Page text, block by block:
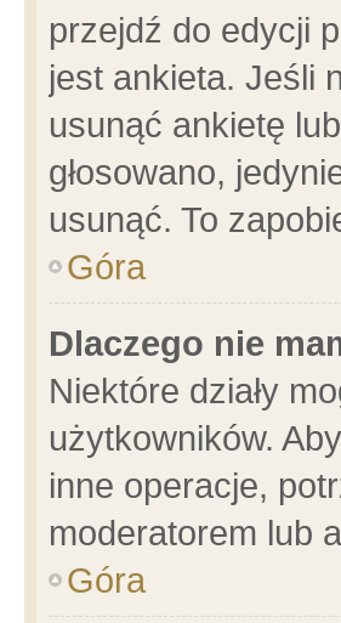
przejdź do edycji
jest ankieta. Jeśli
usunąć ankietę
głosowano,
usunąć. To
Góra
Dlaczego nie
Niektóre działy
użytkowników.
inne operacje,
moderatorem lub
Góra